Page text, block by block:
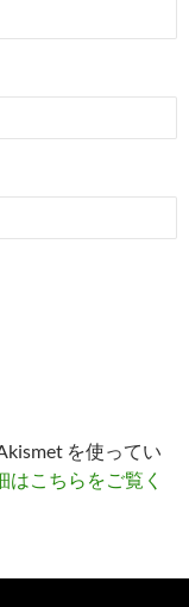
を使ってい
こちらをご覧く